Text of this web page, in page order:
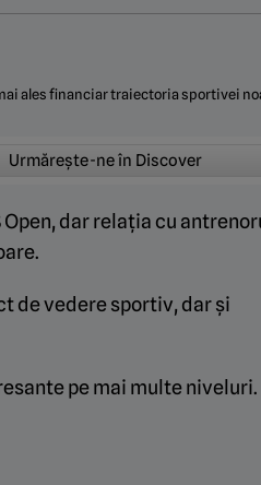
Urmărește-ne în Discover
dar relația cu
de vedere sportiv, dar și
pe mai multe niveluri.